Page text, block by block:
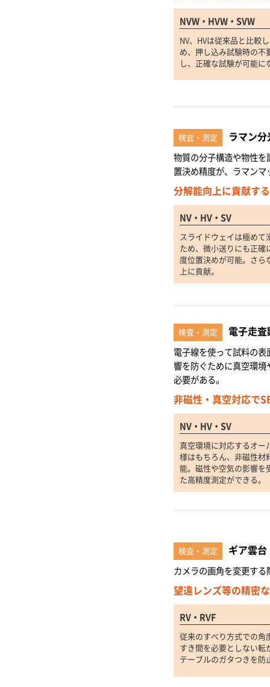
NVW・HVW・SVW
NV、HVは従来品と比較
め、押し込み試験時の不
し、正確な試験が可能に
検査・測定 ラマン分
物質の分子構造や物性を
置決め精度が、ラマン
分解能向上に貢献す
NV・HV・SV
スライドウェイは極めて
ため、微小送りにも正確
度位置決めが可能。さら
上に貢献。
検査・測定 電子走査
電子線を使って試料の
響を防ぐために真空環境
必要がある。
非磁性・真空対応で
NV・HV・SV
真空環境に対応するオー
様はもちろん、非磁性材
能。磁性や空気の影響を
た高精度測定ができる。
検査・測定 ギア雲台
カメラの画角を変更す
望遠レンズ等の精密
RV・RVF
従来のすべり方式での角
すき間を必要としない転
テーブルのガタつきを防